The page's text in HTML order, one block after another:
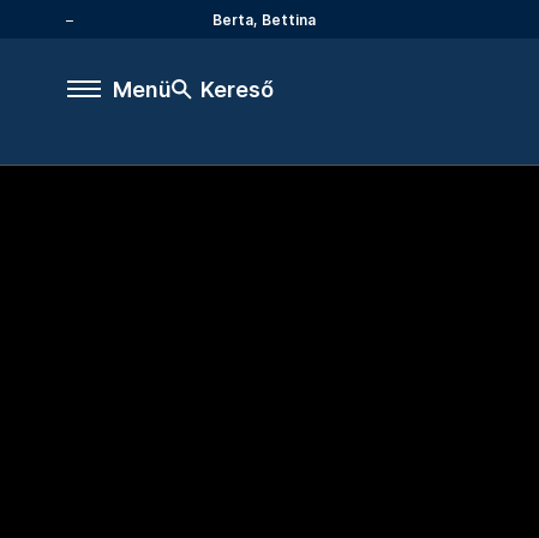
Berta, Bettina
Menü Kereső